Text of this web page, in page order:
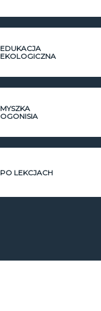
EDUKACJA
EKOLOGICZNA
MYSZKA
OGONISIA
PO LEKCJACH